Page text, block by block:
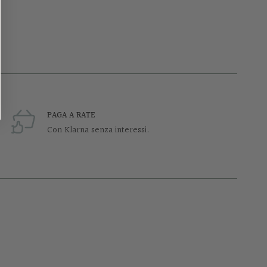
PAGA A RATE
Con Klarna senza interessi.